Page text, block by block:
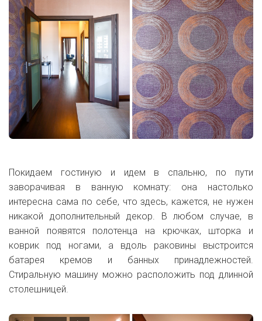
Покидаем гостиную и идем в спальню, по пути
заворачивая в ванную комнату: она настолько
интересна сама по себе, что здесь, кажется, не нужен
никакой дополнительный декор. В любом случае, в
ванной появятся полотенца на крючках, шторка и
коврик под ногами, а вдоль раковины выстроится
батарея кремов и банных принадлежностей.
Стиральную машину можно расположить под длинной
столешницей.